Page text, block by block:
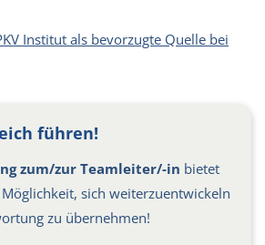
Institut als bevorzugte Quelle bei
führen!
zum/zur Teamleiter/-in bietet
sich weiterzuentwickeln
zu übernehmen!